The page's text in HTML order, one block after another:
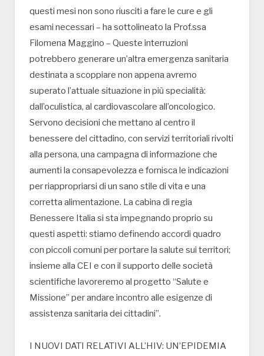
questi mesi non sono riusciti a fare le cure e gli
esami necessari – ha sottolineato la Prof.ssa
Filomena Maggino – Queste interruzioni
potrebbero generare un’altra emergenza sanitaria
destinata a scoppiare non appena avremo
superato l’attuale situazione in più specialità:
dall’oculistica, al cardiovascolare all’oncologico.
Servono decisioni che mettano al centro il
benessere del cittadino, con servizi territoriali rivolti
alla persona, una campagna di informazione che
aumenti la consapevolezza e fornisca le indicazioni
per riappropriarsi di un sano stile di vita e una
corretta alimentazione. La cabina di regia
Benessere Italia si sta impegnando proprio su
questi aspetti: stiamo definendo accordi quadro
con piccoli comuni per portare la salute sui territori;
insieme alla CEI e con il supporto delle società
scientifiche lavoreremo al progetto “Salute e
Missione” per andare incontro alle esigenze di
assistenza sanitaria dei cittadini”.
I NUOVI DATI RELATIVI ALL’HIV: UN’EPIDEMIA